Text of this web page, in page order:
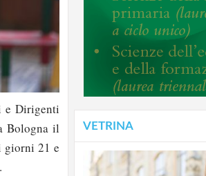
e Dirigenti
Bologna il
giorni 21 e
VETRINA